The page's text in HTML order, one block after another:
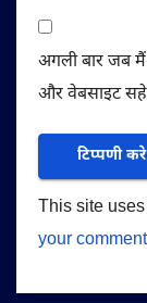
अगली बार जब मैं
और वेबसाइट
This site
your